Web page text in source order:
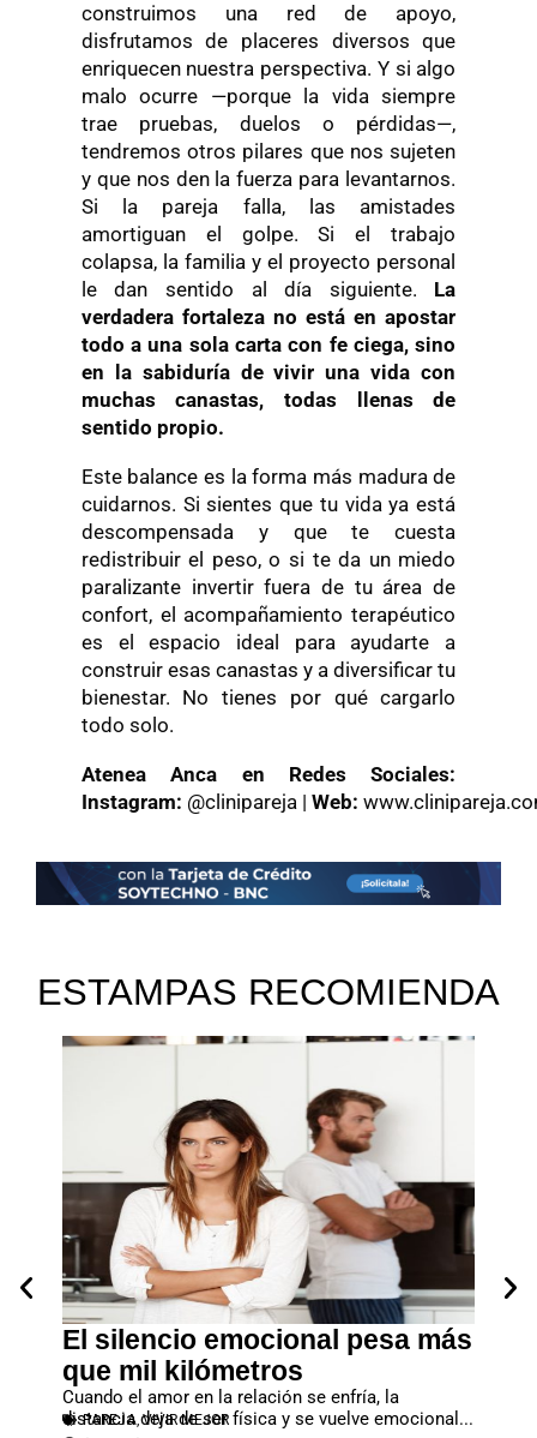
construimos una red de apoyo,
disfrutamos de placeres diversos que
enriquecen nuestra perspectiva. Y si algo
malo ocurre —porque la vida siempre
trae pruebas, duelos o pérdidas—,
tendremos otros pilares que nos sujeten
y que nos den la fuerza para levantarnos.
Si la pareja falla, las amistades
amortiguan el golpe. Si el trabajo
colapsa, la familia y el proyecto personal
le dan sentido al día siguiente. La
verdadera fortaleza no está en apostar
todo a una sola carta con fe ciega, sino
en la sabiduría de vivir una vida con
muchas canastas, todas llenas de
sentido propio.
Este balance es la forma más madura de
cuidarnos. Si sientes que tu vida ya está
descompensada y que te cuesta
redistribuir el peso, o si te da un miedo
paralizante invertir fuera de tu área de
confort, el acompañamiento terapéutico
es el espacio ideal para ayudarte a
construir esas canastas y a diversificar tu
bienestar. No tienes por qué cargarlo
todo solo.
Atenea Anca
en Redes Sociales:
Instagram: @clinipareja| Web:
ESTAMPAS RECOMIENDA
El silencio emocional pesa más
que mil kilómetros
Cuando el amor en la relación se enfría, la
distancia deja de ser física y se vuelve emocional...
PAREJA,VIVIR MEJOR